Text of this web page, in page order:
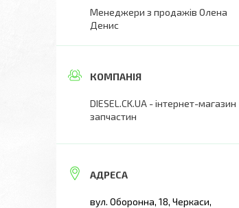
Менеджери з продажів Олена
Денис
DIESEL.CK.UA - інтернет-магазин
запчастин
вул. Оборонна, 18, Черкаси,